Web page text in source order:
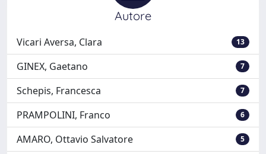
Autore
Vicari Aversa, Clara 13
GINEX, Gaetano 7
Schepis, Francesca 7
PRAMPOLINI, Franco 6
AMARO, Ottavio Salvatore 5